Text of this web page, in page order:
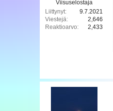
Viisuselostaja
Liittynyt
9.7.2021
Viestejä
2,646
Reaktioarvo
2,433